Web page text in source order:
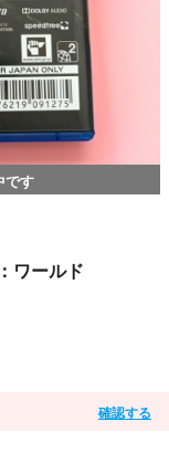
です
ワールド
確認する